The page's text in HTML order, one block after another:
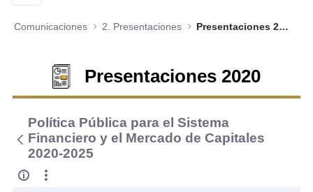
Comunicaciones 2. Presentaciones Presentaciones 2020
Presentaciones 2020
Política Pública para el Sistema
Financiero y el Mercado de Capitales
2020-2025